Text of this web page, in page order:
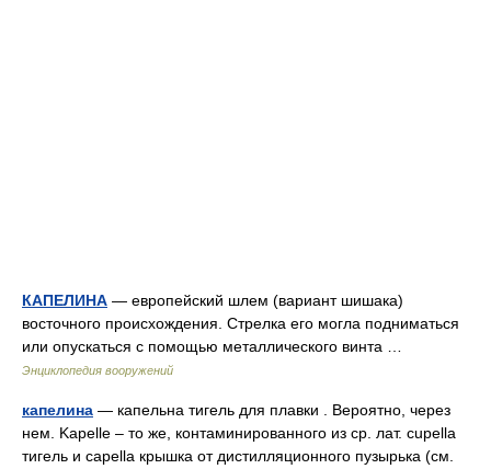
КАПЕЛИНА — европейский шлем (вариант шишака)
восточного происхождения. Стрелка его могла подниматься
или опускаться с помощью металлического винта …
Энциклопедия вооружений
капелина — капельна тигель для плавки . Вероятно, через
нем. Kареllе – то же, контаминированного из ср. лат. сuреllа
тигель и сареllа крышка от дистилляционного пузырька (см.